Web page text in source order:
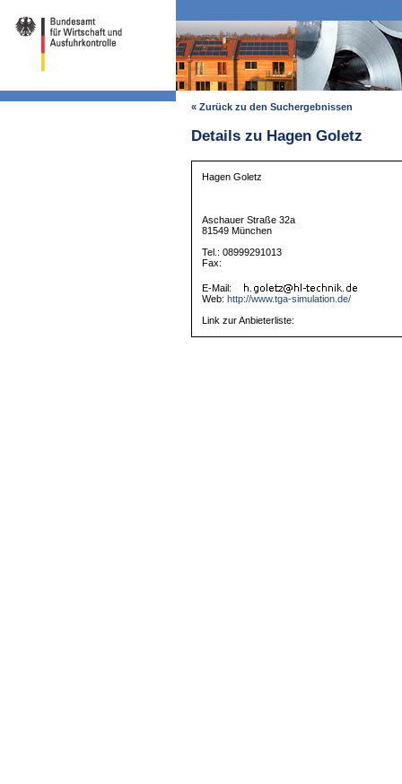
« Zurück zu den Suchergebnissen
Details zu Hagen Goletz
Hagen Goletz
Aschauer Straße 32a
81549 München
Tel.: 08999291013
Fax:
E-Mail:
Web: http://www.tga-simulation.de/
Link zur Anbieterliste: